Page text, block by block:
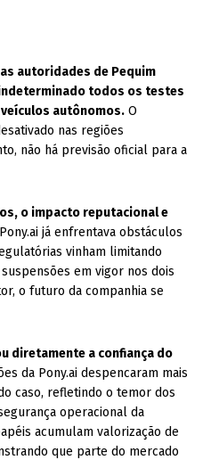
autoridades de Pequim
todos os testes
autônomos. O
nas regiões
não há previsão oficial para a
o impacto reputacional e
já enfrentava obstáculos
vinham limitando
em vigor nos dois
o futuro da companhia se
diretamente a confiança do
da Pony.ai despencaram mais
caso, refletindo o temor dos
operacional da
acumulam valorização de
que parte do mercado